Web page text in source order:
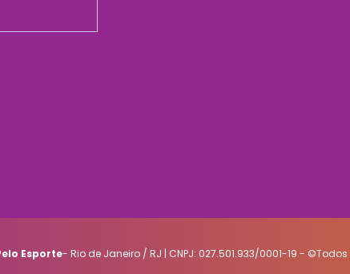
Esporte- Rio de Janeiro / RJ | CNPJ: 027.501.933/0001-19 -